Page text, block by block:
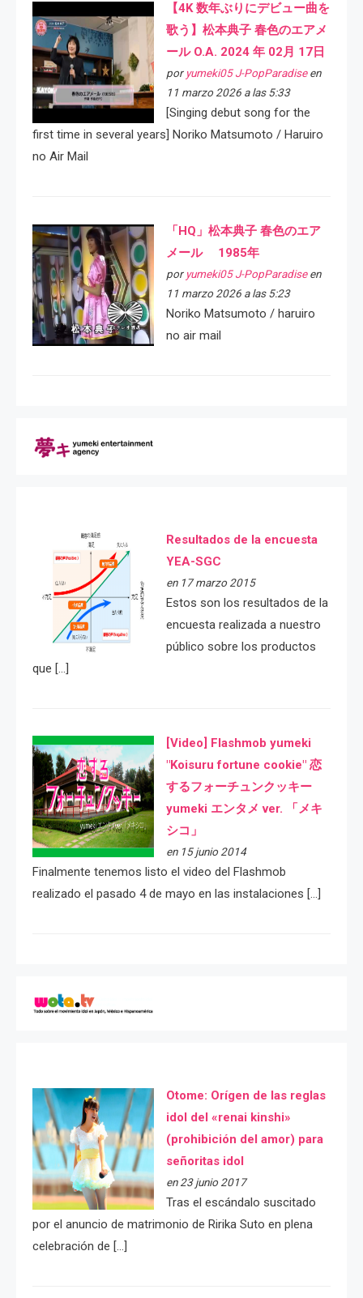
【4K 数年ぶりにデビュー曲を
歌う】松本典子 春色のエアメ
ール O.A. 2024 年 02月 17日
por yumeki05 J-PopParadiseen
11 marzo 2026 a las 5:33
[Singing debut song for the
first time in several years] Noriko Matsumoto / Haruiro
no Air Mail
「HQ」松本典子 春色のエア
メール 1985年
por yumeki05 J-PopParadiseen
11 marzo 2026 a las 5:23
Noriko Matsumoto / haruiro
no air mail
Resultados de la encuesta
YEA-SGC
en 17 marzo 2015
Estos son los resultados de la
encuesta realizada a nuestro
público sobre los productos
que […]
[Video] Flashmob yumeki
"Koisuru fortune cookie" 恋
するフォーチュンクッキー
yumeki エンタメ ver. 「メキ
シコ」
en 15 junio 2014
Finalmente tenemos listo el video del Flashmob
realizado el pasado 4 de mayo en las instalaciones […]
Otome: Orígen de las reglas
idol del «renai kinshi»
(prohibición del amor) para
señoritas idol
en 23 junio 2017
Tras el escándalo suscitado
por el anuncio de matrimonio de Ririka Suto en plena
celebración de […]